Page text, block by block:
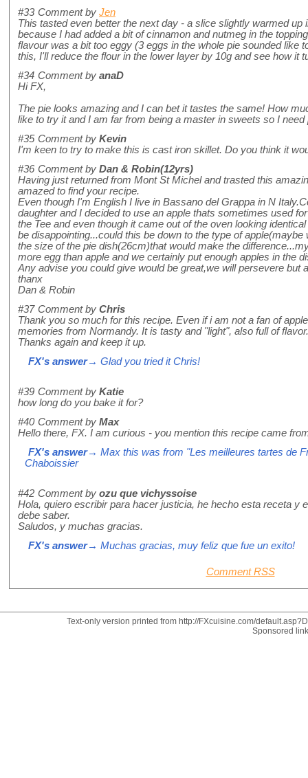
#33 Comment by Jen
This tasted even better the next day - a slice slightly warmed
because I had added a bit of cinnamon and nutmeg in the
flavour was a bit too eggy (3 eggs in the whole pie sounded like
this, I'll reduce the flour in the lower layer by 10g and see how it
#34 Comment by anaD
Hi FX,
The pie looks amazing and I can bet it tastes the same! How
like to try it and I am far from being a master in sweets so I
#35 Comment by Kevin
I'm keen to try to make this is cast iron skillet. Do you think it
#36 Comment by Dan & Robin(12yrs)
Having just returned from Mont St Michel and trasted this
amazed to find your recipe.
Even though I'm English I live in Bassano del Grappa in N
daughter and I decided to use an apple thats sometimes used
the Tee and even though it came out of the oven looking
be disappointing...could this be down to the type of
the size of the pie dish(26cm)that would make the
more egg than apple and we certainly put enough apples in the
Any advise you could give would be great,we will persevere but
thanx
Dan & Robin
#37 Comment by Chris
Thank you so much for this recipe. Even if i am not a fan of
memories from Normandy. It is tasty and "light", also full of flavor.
Thanks again and keep it up.
FX's answer→ Glad you tried it Chris!
#39 Comment by Katie
how long do you bake it for?
#40 Comment by Max
Hello there, FX. I am curious - you mention this recipe came
FX's answer→ Max this was from "Les meilleures tartes de
Chaboissier
#42 Comment by ozu que vichyssoise
Hola, quiero escribir para hacer justicia, he hecho esta receta y
debe saber.
Saludos, y muchas gracias.
FX's answer→ Muchas gracias, muy feliz que fue un exito!
Comment RSS
Text-only version printed from http://FXcuisine.com/
Sponsored